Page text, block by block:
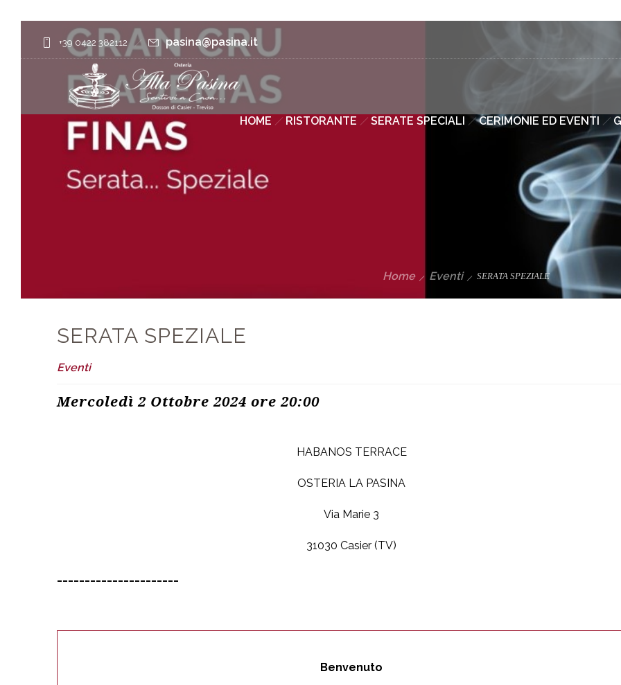
+39 0422 382112 pasina@pasina.it
HOME RISTORANTE SERATE SPECIALI CERIMONIE ED EVENTI
Home Eventi SERATA SPEZIALE
SERATA SPEZIALE
Eventi
Mercoledì 2 Ottobre 2024 ore 20:00
HABANOS TERRACE
OSTERIA LA PASINA
Via Marie 3
31030 Casier (TV)
Benvenuto